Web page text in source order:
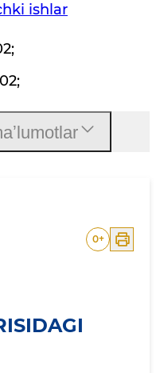
ishlаr
;
;
0+